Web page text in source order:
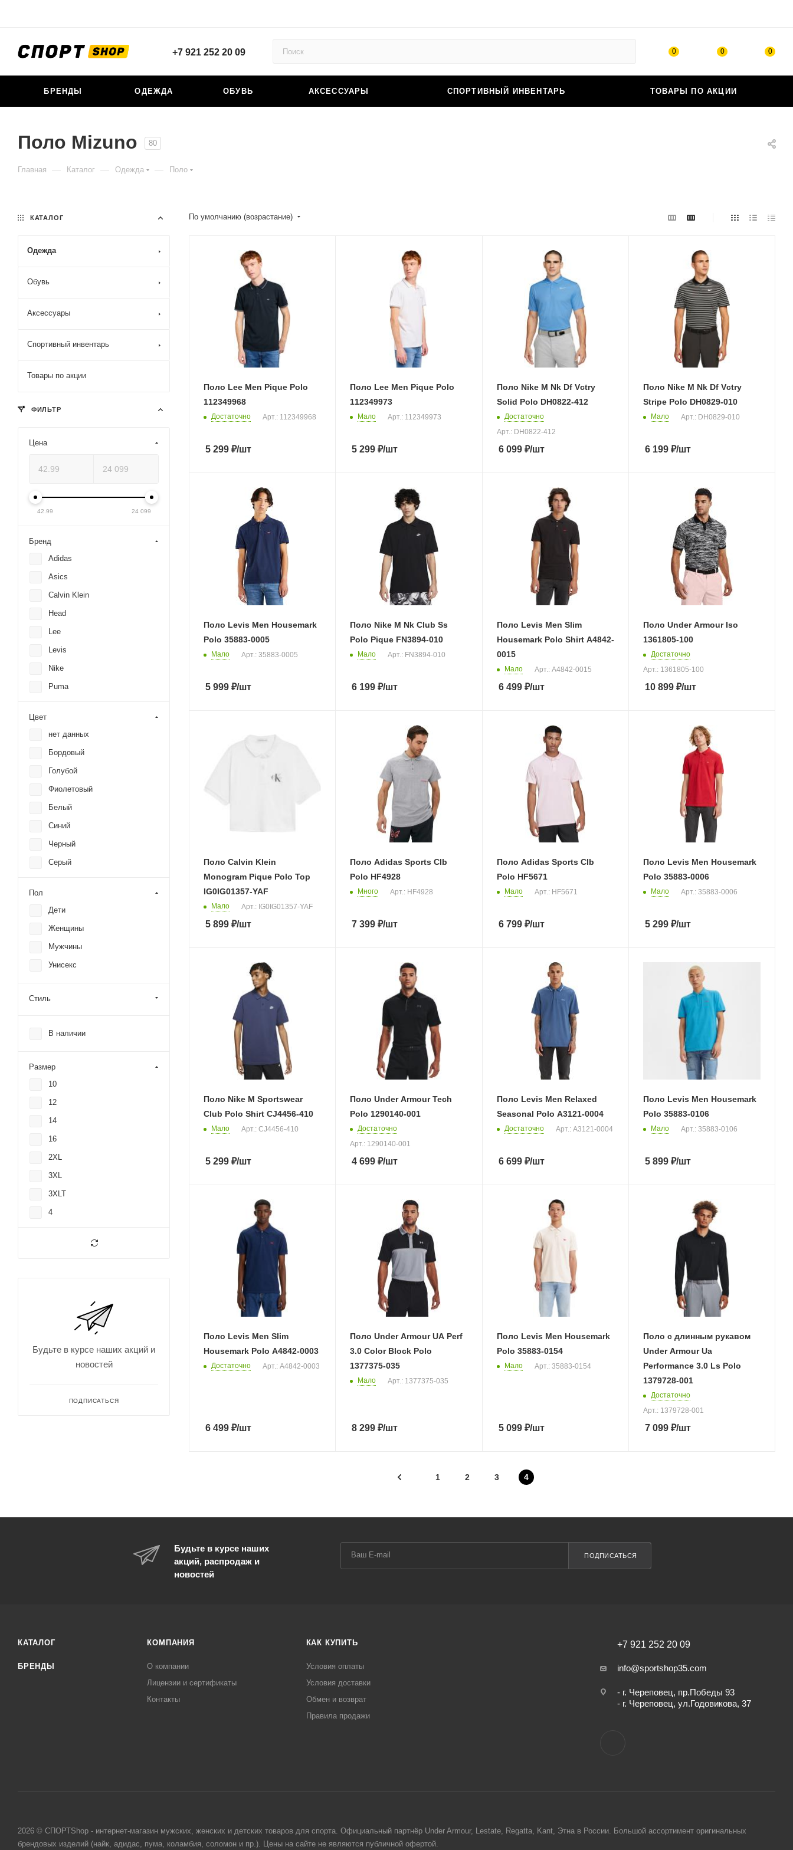
+7 921 252 20 09 0 0 0
БРЕНДЫ ОДЕЖДА ОБУВЬ АКСЕССУАРЫ СПОРТИВНЫЙ ИНВЕНТАРЬ ТОВАРЫ ПО АКЦИИ
Поло Mizuno 80
Главная — Каталог — Одежда — Поло
По умолчанию (возрастание)
Поло Lee Men Pique Polo
112349968
Достаточно Арт.: 112349968
5 299 ₽/шт
Поло Lee Men Pique Polo
112349973
Мало Арт.: 112349973
5 299 ₽/шт
Поло Nike M Nk Df Vctry
Solid Polo DH0822-412
Достаточно
Арт.: DH0822-412
6 099₽/шт
Поло Nike M Nk Df Vctry
Stripe Polo DH0829-010
Мало Арт.: DH0829-010
6 199₽/шт
Поло Levis Men Housemark
Polo 35883-0005
Мало Арт.: 35883-0005
5 999 ₽/шт
Поло Nike M Nk Club Ss
Polo Pique FN3894-010
Мало Арт.: FN3894-010
6 199 ₽/шт
Поло Levis Men Slim
Housemark Polo Shirt A4842-
0015
Мало Арт.: A4842-0015
6 499₽/шт
Поло Under Armour Iso
1361805-100
Достаточно
Арт.: 1361805-100
10 899₽/шт
Поло Calvin Klein
Monogram Pique Polo Top
IG0IG01357-YAF
Мало Арт.: IG0IG01357-YAF
5 899 ₽/шт
Поло Adidas Sports Clb
Polo HF4928
Много Арт.: HF4928
7 399 ₽/шт
Поло Adidas Sports Clb
Polo HF5671
Мало Арт.: HF5671
6 799₽/шт
Поло Levis Men Housemark
Polo 35883-0006
Мало Арт.: 35883-0006
5 299₽/шт
Поло Nike M Sportswear
Club Polo Shirt CJ4456-410
Мало Арт.: CJ4456-410
5 299 ₽/шт
Поло Under Armour Tech
Polo 1290140-001
Достаточно
Арт.: 1290140-001
4 699 ₽/шт
Поло Levis Men Relaxed
Seasonal Polo A3121-0004
Достаточно Арт.: A3121-0004
6 699₽/шт
Поло Levis Men Housemark
Polo 35883-0106
Мало Арт.: 35883-0106
5 899₽/шт
Поло Levis Men Slim
Housemark Polo A4842-0003
Достаточно Арт.: A4842-0003
6 499 ₽/шт
Поло Under Armour UA Perf
3.0 Color Block Polo
1377375-035
Мало Арт.: 1377375-035
8 299 ₽/шт
Поло Levis Men Housemark
Polo 35883-0154
Мало Арт.: 35883-0154
5 099₽/шт
Поло с длинным рукавом
Under Armour Ua
Performance 3.0 Ls Polo
1379728-001
Достаточно
Арт.: 1379728-001
7 099₽/шт
1 2 3 4
КАТАЛОГ
Одежда
Обувь
Аксессуары
Спортивный инвентарь
Товары по акции
ФИЛЬТР
Цена
42.99 24 099
Бренд
Adidas
Asics
Calvin Klein
Head
Lee
Levis
Nike
Puma
Under Armour
Wrangler
Цвет
нет данных
Бордовый
Голубой
Фиолетовый
Белый
Синий
Черный
Серый
Зеленый
Оранжевый
Розовый
Пол
Дети
Женщины
Мужчины
Унисекс
Стиль
В наличии
Размер
10
12
14
16
2XL
3XL
3XLT
4
Будьте в курсе наших акций и
новостей
ПОДПИСАТЬСЯ
Будьте в курсе наших
акций, распродаж и
новостей
ПОДПИСАТЬСЯ
КАТАЛОГ
БРЕНДЫ
КОМПАНИЯ
О компании
Лицензии и сертификаты
Контакты
КАК КУПИТЬ
Условия оплаты
Условия доставки
Обмен и возврат
Правила продажи
+7 921 252 20 09
info@sportshop35.com
- г. Череповец, пр.Победы 93
- г. Череповец, ул.Годовикова, 37
2026 © СПОРТShop - интернет-магазин мужских, женских и детских товаров для спорта. Официальный партнёр Under Armour, Lestate, Regatta, Kant, Этна в России. Большой ассортимент оригинальных
брендовых изделий (найк, адидас, пума, коламбия, соломон и пр.). Цены на сайте не являются публичной офертой.